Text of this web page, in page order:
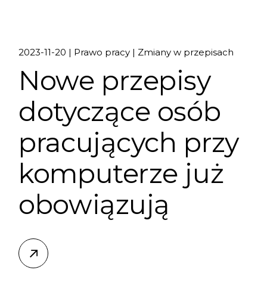
2023-11-20 Prawo pracy Zmiany w przepisach
Nowe przepisy
dotyczące osób
pracujących przy
komputerze już
obowiązują